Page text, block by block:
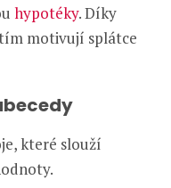
hypotéky. Díky
motivují splátce
které slouží